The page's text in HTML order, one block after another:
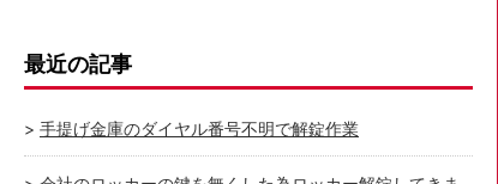
最近の記事
手提げ金庫のダイヤル番号不明で解錠作業